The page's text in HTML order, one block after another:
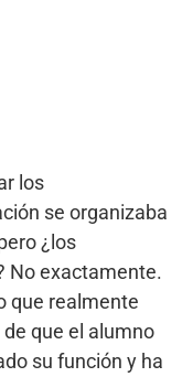
los
se organizaba
¿los
No exactamente.
que realmente
que el alumno
su función y ha